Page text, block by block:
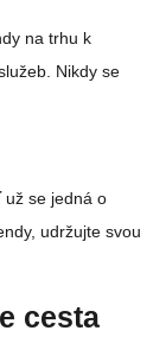
na trhu k
Nikdy se
už se jedná o
udržujte svou
cesta